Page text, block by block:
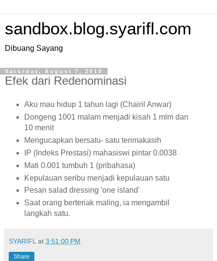
sandbox.blog.syarifl.com
Dibuang Sayang
Saturday, August 7, 2010
Efek dari Redenominasi
Aku mau hidup 1 tahun lagi (Chairil Anwar)
Dongeng 1001 malam menjadi kisah 1 mlm dan
10 menit
Mengucapkan bersatu- satu terimakasih
IP (Indeks Prestasi) mahasiswi pintar 0.0038
Mati 0.001 tumbuh 1 (pribahasa)
Kepulauan seribu menjadi kepulauan satu
Pesan salad dressing 'one island'
Saat orang berteriak maling, ia mengambil
langkah satu.
SYARIFL at 3:51:00 PM
Share